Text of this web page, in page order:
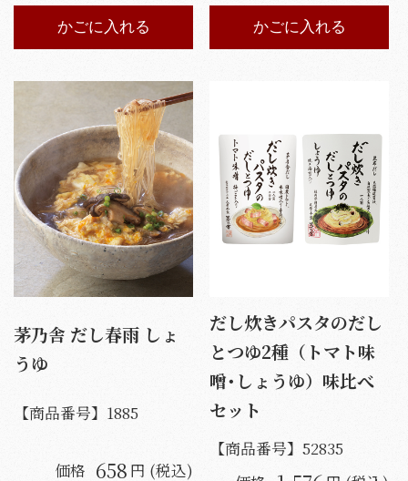
かごに入れる かごに入れる
茅乃舎 だし春雨 しょ
うゆ
【商品番号】 1885
価格 658 円 (税込)
だし炊きパスタのだし
とつゆ2種（トマト味
噌･しょうゆ）味比べ
セット
【商品番号】52835